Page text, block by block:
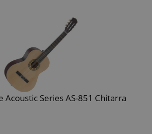
Acoustic Series AS-851 Chitarra